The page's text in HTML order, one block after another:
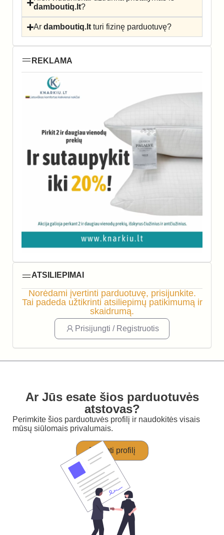
damboutiq.lt?
Ardamboutiq.lt turi fizinę parduotuvę?
REKLAMA
ATSILIEPIMAI
Norėdami įvertinti parduotuvę, prisijunkite.
Tai padeda užtikrinti atsiliepimų patikimumą ir
skaidrumą.
Prisijungti / Registruotis
Ar Jūs esate šios parduotuvės
atstovas?
Perimkite šios parduotuvės profilį ir naudokitės visais
mūsų siūlomais privalumais.
Perimti profilį